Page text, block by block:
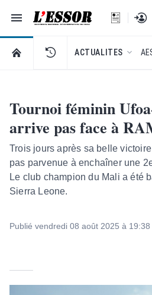
Navigation
L'Essor - retour à la
Se
RETOUR À LA PAGE D’ACCUEIL DE
ACTUALITES
Tournoi féminin
arrive pas face à
Trois jours après sa belle
pas parvenue à enchaîner une
Le club champion du Mali a été
Sierra Leone.
Publié vendredi 08 août 2025 à 19:38